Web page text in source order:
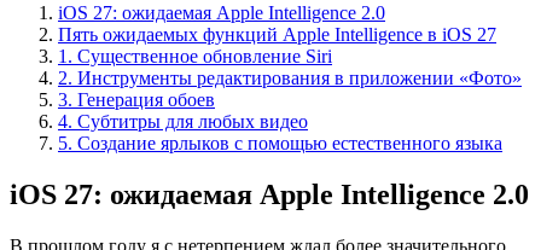
iOS 27: ожидаемая Apple Intelligence 2.0
Пять ожидаемых функций Apple Intelligence в iOS 27
1. Существенное обновление Siri
2. Инструменты редактирования в приложении «Фото»
3. Генерация обоев
4. Субтитры для любых видео
5. Создание ярлыков с помощью естественного языка
iOS 27: ожидаемая Apple Intelligence 2.0
В прошлом году я с нетерпением ждал более значительного